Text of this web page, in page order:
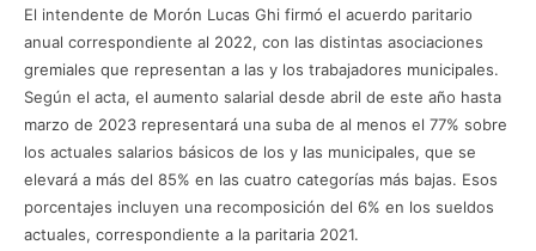
El intendente de Morón Lucas Ghi firmó el acuerdo paritario
anual correspondiente al 2022, con las distintas asociaciones
gremiales que representan a las y los trabajadores municipales.
Según el acta, el aumento salarial desde abril de este año hasta
marzo de 2023 representará una suba de al menos el 77% sobre
los actuales salarios básicos de los y las municipales, que se
elevará a más del 85% en las cuatro categorías más bajas. Esos
porcentajes incluyen una recomposición del 6% en los sueldos
actuales, correspondiente a la paritaria 2021.